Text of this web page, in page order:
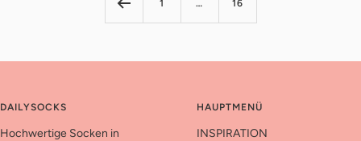
1 … 16
DAILYSOCKS
Hochwertige Socken in
HAUPTMENÜ
INSPIRATION